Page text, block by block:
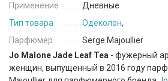
Применение
Дневные
Тип товара
Одеколон,
Парфюмер
Serge Majoullier
Jo Malone Jade Leaf Tea - фужерный
женщин, выпущенный в 2016 году